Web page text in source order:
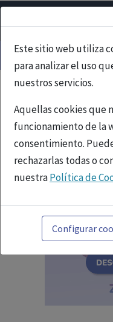
Este sitio web utiliza
para analizar el uso
nuestros servicios.
Aquellas cookies que
funcionamiento de la
consentimiento.
rechazarlas todas o
nuestraPolítica de
Toda la información
referida a productos
tanto, dirigida a
facultados para
con ejercicio
fármacos se facilita
Configurar